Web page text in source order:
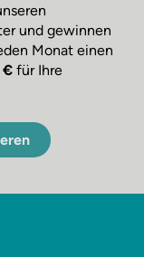
und gewinnen
Monat einen
€ für Ihre